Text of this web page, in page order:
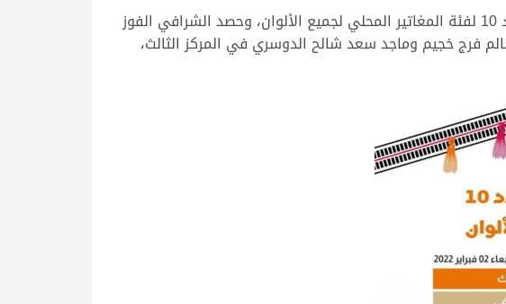
وتمكن سالم عجيم محمد الشرافي من حسم المنافسة الصعبة لمصلحته، ليتوج بشوط جمل تلاد عدد 10 لفئة المغاتير المحلي لجميع الألوان، وحصد الشرافي الفوز
فرج خجيم وماجد سعد شالح الدوسري في المركز الثالث،